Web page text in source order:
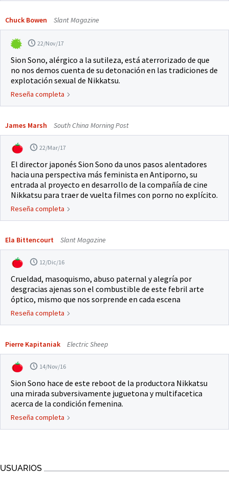
Chuck Bowen Slant Magazine
22/Nov/17
Sion Sono, alérgico a la sutileza, está aterrorizado de que
no nos demos cuenta de su detonación en las tradiciones de
explotación sexual de Nikkatsu.
Reseña completa
James Marsh South China Morning Post
22/Mar/17
El director japonés Sion Sono da unos pasos alentadores
hacia una perspectiva más feminista en Antiporno, su
entrada al proyecto en desarrollo de la compañía de cine
Nikkatsu para traer de vuelta filmes con porno no explícito.
Reseña completa
Ela Bittencourt Slant Magazine
12/Dic/16
Crueldad, masoquismo, abuso paternal y alegría por
desgracias ajenas son el combustible de este febril arte
óptico, mismo que nos sorprende en cada escena
Reseña completa
Pierre Kapitaniak Electric Sheep
14/Nov/16
Sion Sono hace de este reboot de la productora Nikkatsu
una mirada subversivamente juguetona y multifacetica
acerca de la condición femenina.
Reseña completa
USUARIOS